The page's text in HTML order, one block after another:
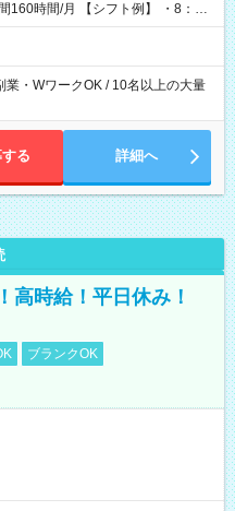
フト例】 ・8：00
業・WワークOK / 10名以上の大量
る 詳細へ
高時給！平日休み！
ブランクOK